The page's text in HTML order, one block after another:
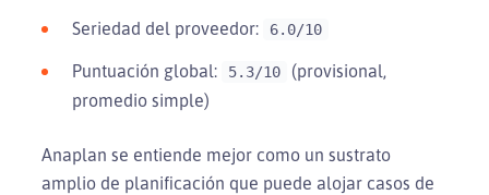
Seriedad del proveedor: 6.0/10
Puntuación global: 5.3/10
(provisional,
promedio simple)
Anaplan se entiende mejor como un sustrato
amplio de planificación que puede alojar casos de